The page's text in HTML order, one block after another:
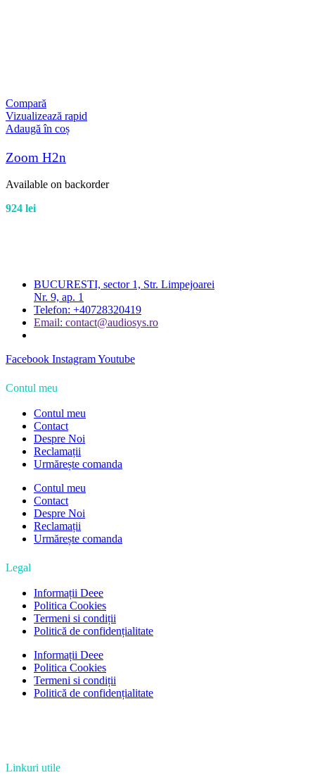
Compară
Vizualizează rapid
Adaugă în coș
Zoom H2n
Available on backorder
924 lei
BUCURESTI, sector 1, Str. Limpejoarei
Nr. 9, ap. 1
Telefon: +40728320419
Email: contact@audiosys.ro
Facebook InstagramYoutube
Contul meu
Contul meu
Contact
Despre Noi
Reclamații
Urmărește comanda
Contul meu
Contact
Despre Noi
Reclamații
Urmărește comanda
Legal
Informații Deee
Politica Cookies
Termeni si condiții
Politică de confidențialitate
Informații Deee
Politica Cookies
Termeni si condiții
Politică de confidențialitate
Linkuri utile